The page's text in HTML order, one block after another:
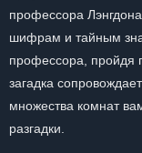
профессора
шифрам и тайным
профессора, пройдя
загадка
множества комнат
разгадки.